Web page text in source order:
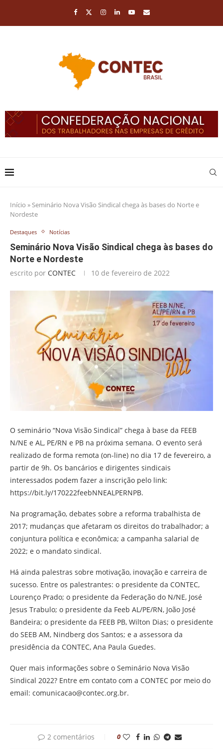
Início »Seminário Nova Visão Sindical chega às bases do Norte e
Nordeste
Destaques Notícias
Seminário Nova Visão Sindical chega às bases do
Norte e Nordeste
escrito por CONTEC 10 de fevereiro de 2022
O seminário “Nova Visão Sindical” chega à base da FEEB
N/NE e AL, PE/RN e PB na próxima semana. O evento será
realizado de forma remota (on-line) no dia 17 de fevereiro, a
partir de 9h. Os bancários e dirigentes sindicais
interessados podem fazer a inscrição pelo link:
https://bit.ly/170222feebNNEALPERNPB.
Na programação, debates sobre a reforma trabalhista de
2017; mudanças que afetaram os direitos do trabalhador; a
conjuntura política e econômica; a campanha salarial de
2022; e o mandato sindical.
Há ainda palestras sobre motivação, inovação e carreira de
sucesso. Entre os palestrantes: o presidente da CONTEC,
Lourenço Prado; o presidente da Federação do N/NE, José
Jesus Trabulo; o presidente da Feeb AL/PE/RN, João José
Bandeira; o presidente da FEEB PB, Wilton Dias; o presidente
do SEEB AM, Nindberg dos Santos; e a assessora da
presidência da CONTEC, Ana Paula Guedes.
Quer mais informações sobre o Seminário Nova Visão
Sindical 2022? Entre em contato com a CONTEC por meio do
email: comunicacao@contec.org.br.
2 comentários 0